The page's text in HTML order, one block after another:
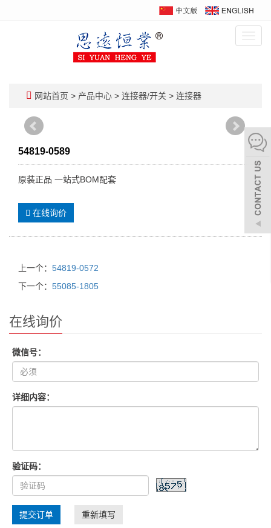
网站首页 > 产品中心 > 连接器/开关 > 连接器
54819-0589
原装正品 一站式BOM配套
在线询价
上一个： 54819-0572
下一个： 55085-1805
在线询价
微信号：
详细内容：
验证码：
提交订单 重新填写